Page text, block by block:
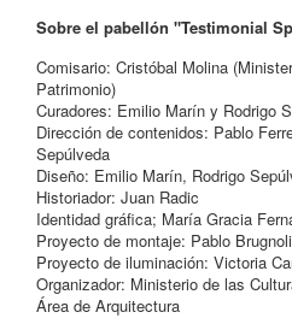
Sobre el pabellón "Testimonial
Comisario: Cristóbal Molina
Patrimonio)
Curadores: Emilio Marín y Rodrigo
Dirección de contenidos: Pablo
Sepúlveda
Diseño: Emilio Marín, Rodrigo
Historiador: Juan Radic
Identidad gráfica; María Gracia
Proyecto de montaje: Pablo Brugnoli
Proyecto de iluminación: Victoria
Organizador: Ministerio de las
Área de Arquitectura